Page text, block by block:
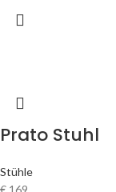
Prato Stuhl
Stühle